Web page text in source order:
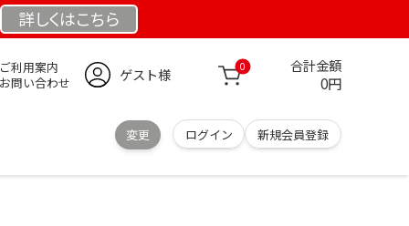
詳しくはこちら
利用案内
問い合わせ
ゲスト様 0 合計金額
0円
変更 ログイン 新規会員登録